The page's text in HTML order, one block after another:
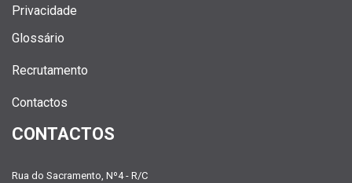
Privacidade
Glossário
Recrutamento
Contactos
CONTACTOS
Rua do Sacramento, Nº4 - R/C